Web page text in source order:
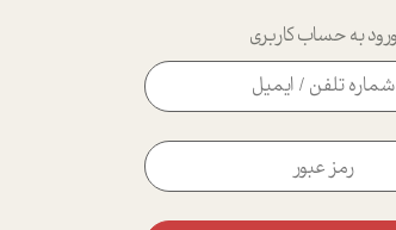
ورود به حساب کاربری